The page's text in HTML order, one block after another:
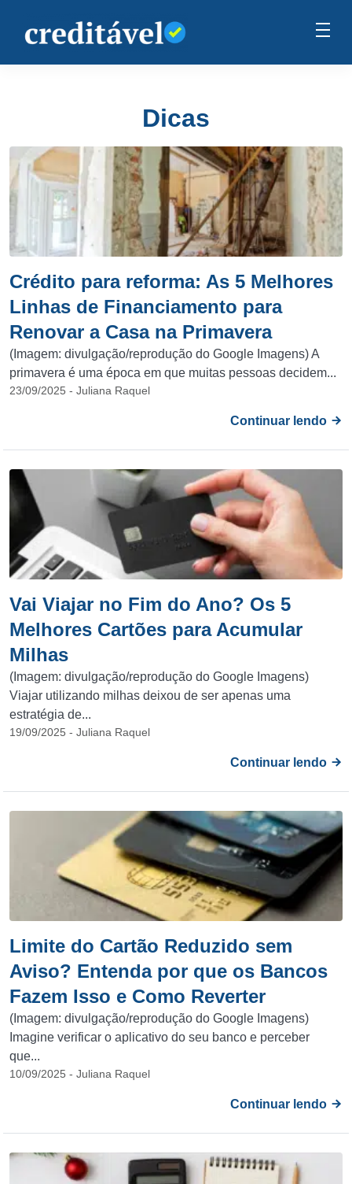
Dicas
Crédito para reforma: As 5 Melhores
Linhas de Financiamento para
Renovar a Casa na Primavera
(Imagem: divulgação/reprodução do Google Imagens) A
primavera é uma época em que muitas pessoas decidem...
23/09/2025 - Juliana Raquel
Continuar lendo
Vai Viajar no Fim do Ano? Os 5
Melhores Cartões para Acumular
Milhas
(Imagem: divulgação/reprodução do Google Imagens)
Viajar utilizando milhas deixou de ser apenas uma
estratégia de...
19/09/2025 - Juliana Raquel
Continuar lendo
Limite do Cartão Reduzido sem
Aviso? Entenda por que os Bancos
Fazem Isso e Como Reverter
(Imagem: divulgação/reprodução do Google Imagens)
Imagine verificar o aplicativo do seu banco e perceber
que...
10/09/2025 - Juliana Raquel
Continuar lendo